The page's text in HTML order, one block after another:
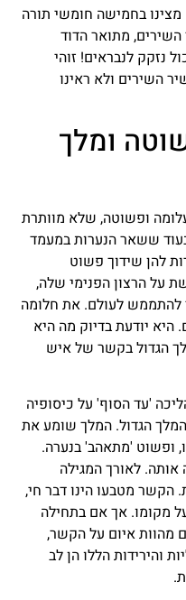
מצינו בחמישה חומשי תורה
מתואר הדוד
נזקק לנבראים! זוהי
השירים ולא ראינו
ומלך
ופשוטה, שלא מוותרת
ששאר הנערות במעמד
להן שידוך פשוט
על הרצון הפנימי שלה,
להתממש לעולם. את חלומה
היא יודעת בדיוק מה היא
הגדול בקשר של איש
'עד הסוף' על כיסופיה
הגדול. המלך שומע את
ופשוט 'מתאהב' בנערה.
אותה. לאורך המגילה
הקשר מטבעו הינו דבר חי,
מקומו. אך אם בתחילה
מהוות איום על הקשר,
והירידות הללו הן לב